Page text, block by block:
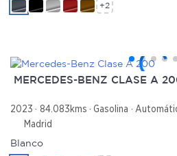
+2
MERCEDES-BENZ CLASE A
2023 84.083kms Gasolina
Madrid
Blanco